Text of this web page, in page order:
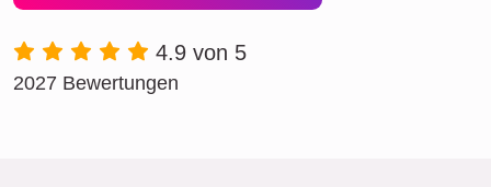
4.9 von 5
2027 Bewertungen